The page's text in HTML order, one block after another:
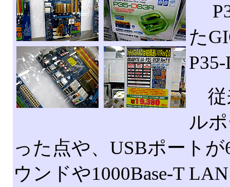
た
従
ル
った点や、USBポート
ウンドや1000Base-T